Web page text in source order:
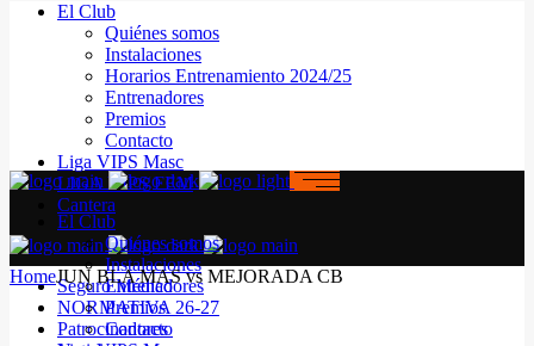
El Club
Quiénes somos
Instalaciones
Horarios Entrenamiento 2024/25
Entrenadores
Premios
Contacto
Liga VIPS Masc
LIGA VIPS FEM
Cantera
Seguro Médico
NORMATIVA 26-27
Patrocinadores
El Club
Quiénes somos
Instalaciones
Entrenadores
Premios
Contacto
HomeJUN BLA MAS vs MEJORADA CB